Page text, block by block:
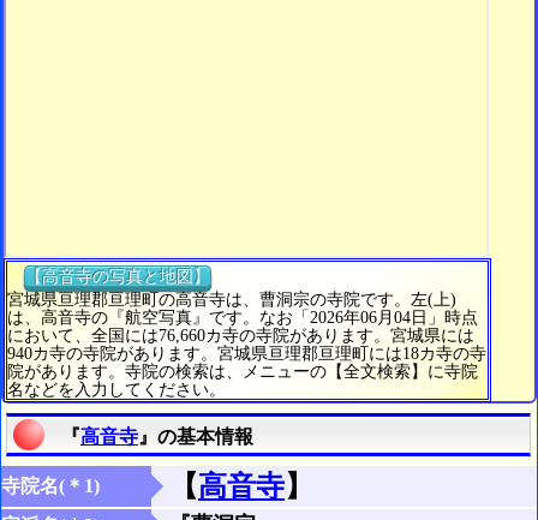
【高音寺の写真と地図】
宮城県亘理郡亘理町の高音寺は、曹洞宗の寺院です。左(上)
は、高音寺の『航空写真』です。なお「2026年06月04日」時点
において、全国には76,660カ寺の寺院があります。宮城県には
940カ寺の寺院があります。宮城県亘理郡亘理町には18カ寺の寺
院があります。寺院の検索は、メニューの【全文検索】に寺院
名などを入力してください。
『高音寺 』の基本情報
寺院名(＊1) 【高音寺】